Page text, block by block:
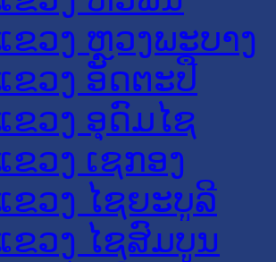
ຂວງ ຫຼວງພະບາງ
ຂວງ ອັດຕະປື
ຂວງ ອຸດົມໄຊ
ຂວງ ເຊກອງ
ຂວງ ໄຊຍະບູລີ
ຂວງ ໄຊສົມບູນ